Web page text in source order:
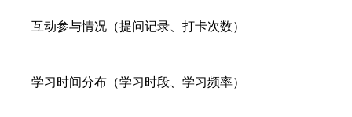
互动参与情况（提问记录、打卡次数）
学习时间分布（学习时段、学习频率）